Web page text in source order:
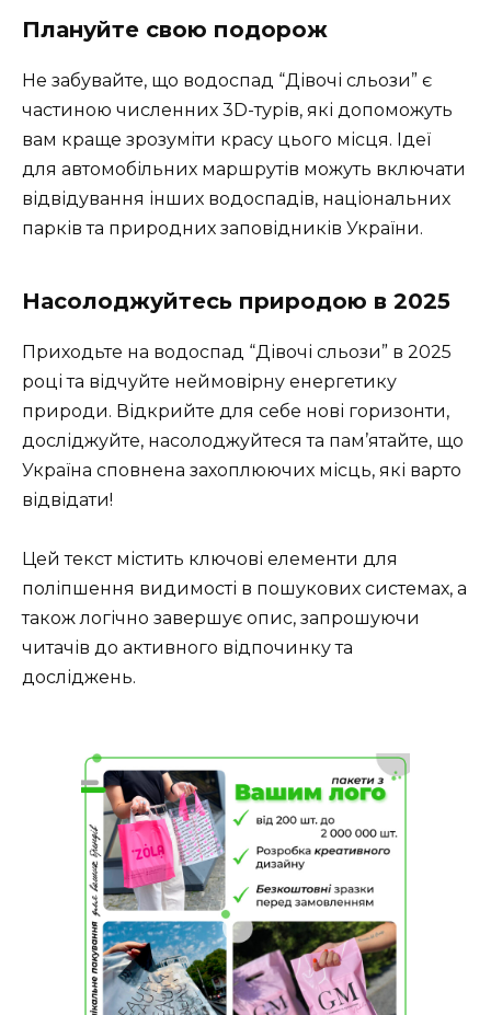
Плануйте свою подорож
Не забувайте, що водоспад “Дівочі сльози” є
частиною численних 3D-турів, які допоможуть
вам краще зрозуміти красу цього місця. Ідеї
для автомобільних маршрутів можуть включати
відвідування інших водоспадів, національних
парків та природних заповідників України.
Насолоджуйтесь природою в 2025
Приходьте на водоспад “Дівочі сльози” в 2025
році та відчуйте неймовірну енергетику
природи. Відкрийте для себе нові горизонти,
досліджуйте, насолоджуйтеся та пам’ятайте, що
Україна сповнена захоплюючих місць, які варто
відвідати!
Цей текст містить ключові елементи для
поліпшення видимості в пошукових системах, а
також логічно завершує опис, запрошуючи
читачів до активного відпочинку та
досліджень.